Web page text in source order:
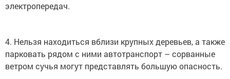
электропередач.
4. Нельзя находиться вблизи крупных деревьев, а также
парковать рядом с ними автотранспорт – сорванные
ветром сучья могут представлять большую опасность.